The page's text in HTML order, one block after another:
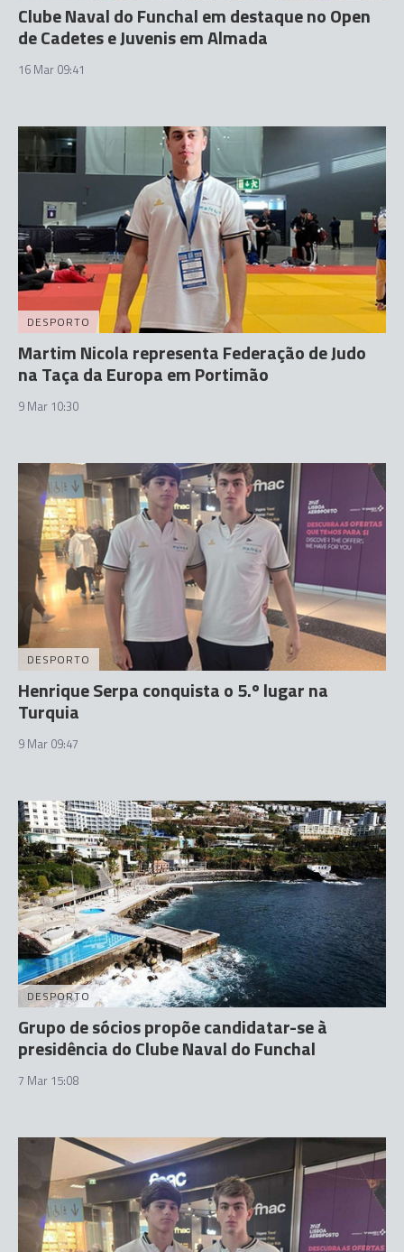
Clube Naval do Funchal em destaque no Open
de Cadetes e Juvenis em Almada
16 Mar 09:41
DESPORTO
Martim Nicola representa Federação de Judo
na Taça da Europa em Portimão
9 Mar 10:30
DESPORTO
Henrique Serpa conquista o 5.º lugar na
Turquia
9 Mar 09:47
DESPORTO
Grupo de sócios propõe candidatar-se à
presidência do Clube Naval do Funchal
7 Mar 15:08